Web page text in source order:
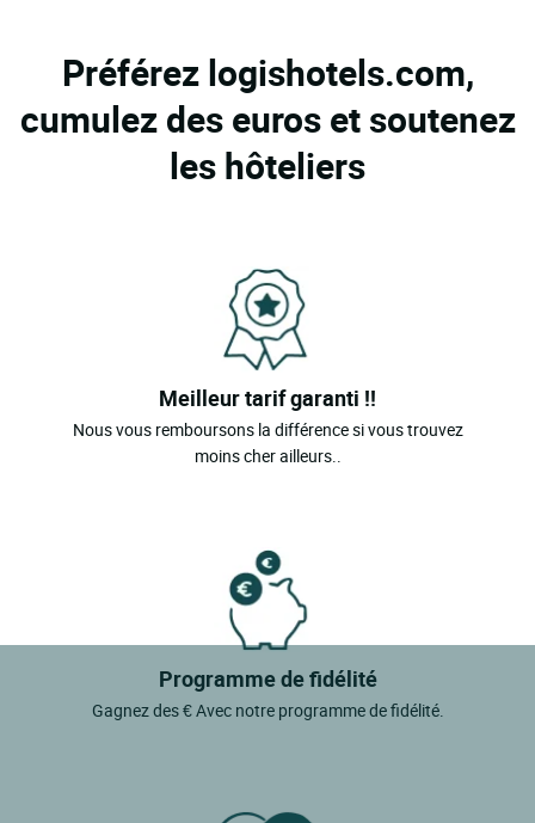
Préférez logishotels.com,
cumulez des euros et soutenez
les hôteliers
Meilleur tarif garanti !!
Nous vous remboursons la différence si vous trouvez
moins cher ailleurs..
Programme de fidélité
Gagnez des € Avec notre programme de fidélité.